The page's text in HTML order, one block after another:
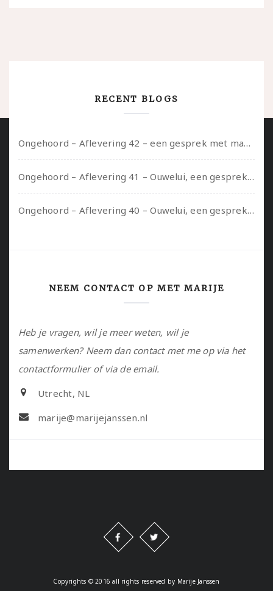
RECENT BLOGS
Ongehoord – Aflevering 42 – een gesprek met marijn over seksueel opbloeien, het ouderschap uitvinden en verschillende leeftijden in je mee dragen
Ongehoord – Aflevering 41 – Ouwelui, een gesprek met Marcelle over polyamorie op latere leeftijd, (mantel)zorg voor je partners en seksueel plezier.
Ongehoord – Aflevering 40 – Ouwelui, een gesprek met Sadie Lune over vormende relaties en de geschiedenis van de queer pornobeweging
NEEM CONTACT OP MET MARIJE
Heb je vragen, wil je meer weten, wil je
samenwerken? Neem dan contact met me op via het
contactformulier of via de email.
Utrecht, NL
marije@marijejanssen.nl
Copyrights © 2016 all rights reserved by Marije Janssen